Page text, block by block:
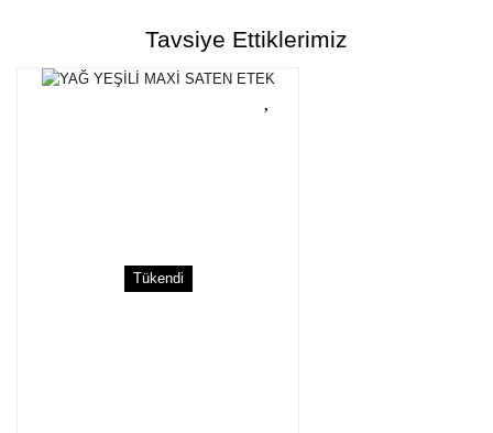
tarafımıza iletebilirsiniz.
Görüş ve önerileriniz için teşekkür ederiz.
Ürün resmi kalitesiz, bozuk veya görüntülenemiyor.
Tavsiye Ettiklerimiz
Tükendi